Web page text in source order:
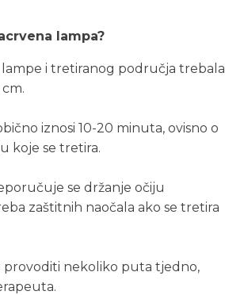
lampa?
i tretiranog područja trebala
iznosi 10-20 minuta, ovisno o
koje se tretira.
se držanje očiju
zaštitnih naočala ako se tretira
provoditi nekoliko puta tjedno,